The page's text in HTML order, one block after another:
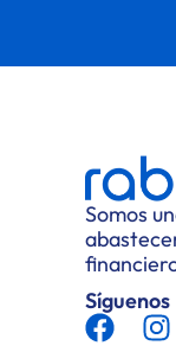
Somos
Síguenos